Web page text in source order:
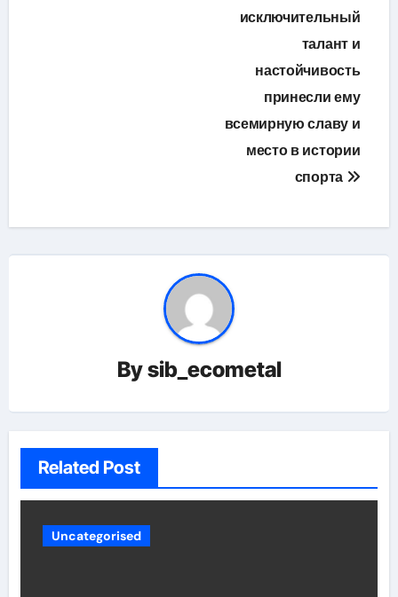
исключительный
талант и
настойчивость
принесли ему
всемирную славу и
место в истории
спорта
Bysib_ecometal
Related Post
Uncategorised